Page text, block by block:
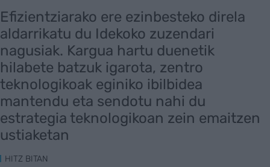
Efizientziarako ere ezinbesteko direla
aldarrikatu du Idekoko zuzendari
nagusiak. Kargua hartu duenetik
hilabete batzuk igarota, zentro
teknologikoak eginiko ibilbidea
mantendu eta sendotu nahi du
estrategia teknologikoan zein emaitzen
ustiaketan
HITZ BITAN